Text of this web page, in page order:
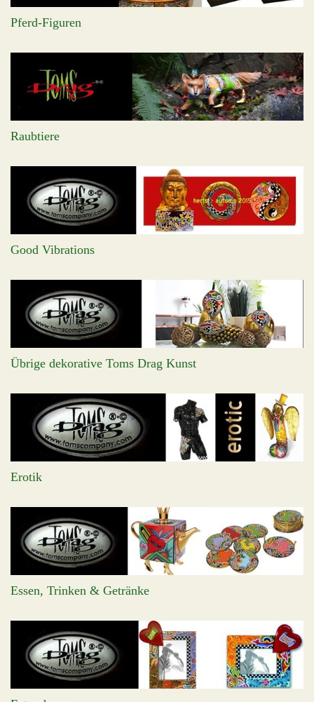
Pferd-Figuren
Raubtiere
Good Vibrations
Übrige dekorative Toms Drag Kunst
Erotik
Essen, Trinken & Getränke